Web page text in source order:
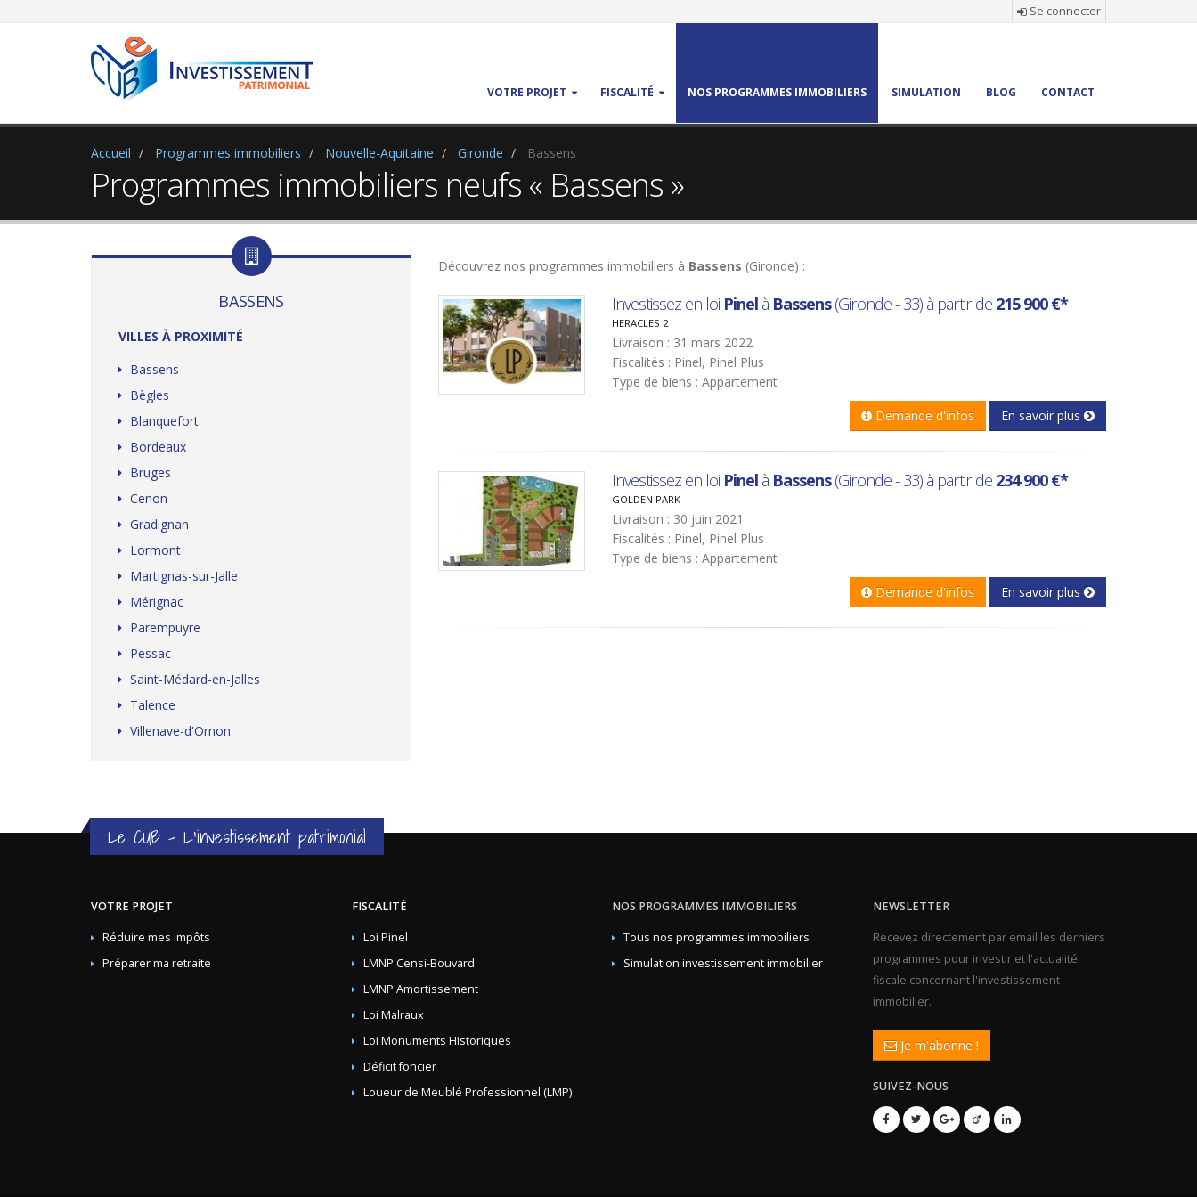
Se connecter
VOTRE PROJET FISCALITÉ NOS PROGRAMMES IMMOBILIERS SIMULATION BLOG CONTACT
Accueil Programmes immobiliers Nouvelle-Aquitaine Gironde Bassens
Programmes immobiliers neufs « Bassens »
Découvrez nos programmes immobiliers à Bassens (Gironde) :
Investissez en loi Pinel à Bassens(Gironde - 33) à partir de 215 900 €*
HERACLES 2
Livraison : 31 mars 2022
Fiscalités : Pinel, Pinel Plus
Type de biens : Appartement
Demande d'infos
En savoir plus
Investissez en loi Pinel à Bassens(Gironde - 33) à partir de 234 900 €*
GOLDEN PARK
Livraison : 30 juin 2021
Fiscalités : Pinel, Pinel Plus
Type de biens : Appartement
Demande d'infos
En savoir plus
BASSENS
VILLES À PROXIMITÉ
Bassens
Bègles
Blanquefort
Bordeaux
Bruges
Cenon
Gradignan
Lormont
Martignas-sur-Jalle
Mérignac
Parempuyre
Pessac
Saint-Médard-en-Jalles
Talence
Villenave-d'Ornon
Le CUB - L'investissement patrimonial
VOTRE PROJET
Réduire mes impôts
Préparer ma retraite
FISCALITÉ
Loi Pinel
LMNP Censi-Bouvard
LMNP Amortissement
Loi Malraux
Loi Monuments Historiques
Déficit foncier
Loueur de Meublé Professionnel (LMP)
NOS PROGRAMMES IMMOBILIERS
Tous nos programmes immobiliers
Simulation investissement immobilier
NEWSLETTER
Recevez directement par email les derniers
programmes pour investir et l'actualité
fiscale concernant l'investissement
immobilier.
Je m'abonne !
SUIVEZ-NOUS